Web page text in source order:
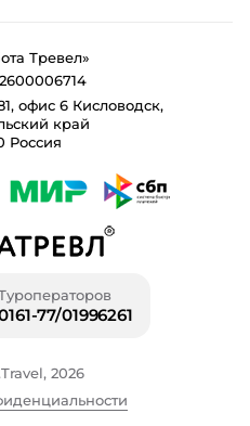
Тревел»
офис 6 Кисловодск,
край
Россия
77/01996261
2026